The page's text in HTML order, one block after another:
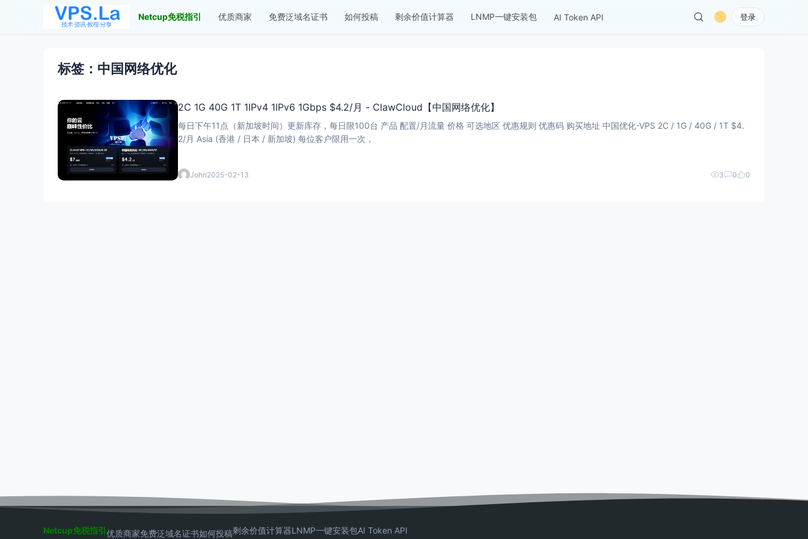
Netcup免税指引 优质商家 免费泛域名证书 如何投稿 剩余价值计算器 LNMP一键安装包 AI Token API 登录
标签：中国网络优化
2C 1G 40G 1T 1IPv4 1IPv6 1Gbps $4.2/月 - ClawCloud【中国网络优化】
每日下午11点（新加坡时间）更新库存，每日限100台 产品 配置/月流量 价格 可选地区 优惠规则 优惠码 购买地址 中国优化-VPS 2C / 1G / 40G / 1T $4.
2/月 Asia (香港 / 日本 / 新加坡) 每位客户限用一次，
John2025-02-13 3 0 0
Netcup免税指引优质商家免费泛域名证书如何投稿剩余价值计算器LNMP一键安装包AI Token API